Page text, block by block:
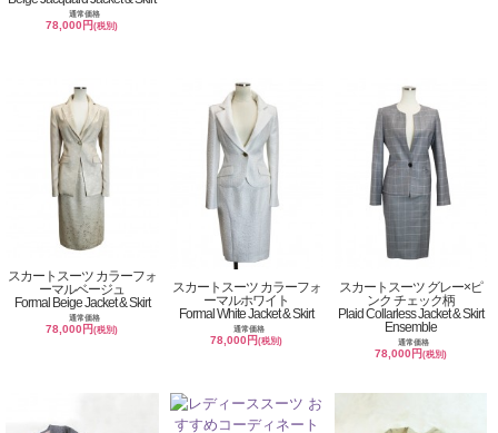
通常価格
78,000円(税別)
スカートスーツ カラーフォ
ーマルベージュ
Formal Beige Jacket & Skirt
通常価格
78,000円(税別)
スカートスーツ カラーフォ
ーマルホワイト
Formal White Jacket & Skirt
通常価格
78,000円(税別)
スカートスーツ グレー×ピ
ンク チェック柄
Plaid Collarless Jacket & Skirt
Ensemble
通常価格
78,000円(税別)